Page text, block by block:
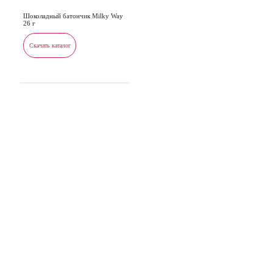
Шоколадный батончик Milky Way
26 г
Скачать каталог